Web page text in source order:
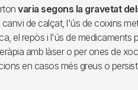
varia segons la gravetat
de calçat, l'ús de coixins
el repòs i l'ús de medicaments
amb làser o per ones de
en casos més greus o